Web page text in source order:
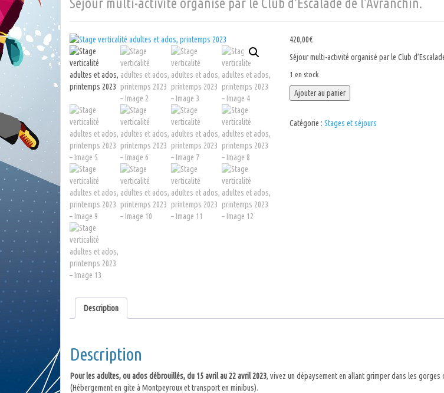
420,00€
Séjour multi-activité organisé par le Club
1 en stock
quantité
de
verticalité
Ajouter au panier
Catégorie :Stages et séjours
Description
Description
Pour les adultes, ou ados débrouillés, du 15 avril au 22 avril 2023, vivez un dépaysement en allant grimper dans les gorges
(Hébergement en gite à Montpeyroux et transport en minibus).